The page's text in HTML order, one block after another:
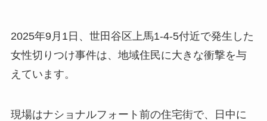
2025年9月1日、世田谷区上馬1-4-5付近で発生した
女性切りつけ事件は、地域住民に大きな衝撃を与
えています。
現場はナショナルフォート前の住宅街で、日中に